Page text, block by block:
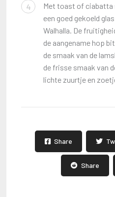
4
Met toast of ciabatta
een goed gekoeld
Walhalla. De
de aangename hop
de smaak van de
de frisse smaak van
lichte zuurtje en
Share
Share